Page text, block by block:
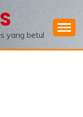
yang betul